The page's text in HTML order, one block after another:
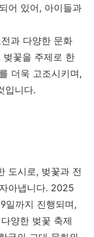
어 있어, 아이들과
과 다양한 문화
벚꽃을 주제로 한
더욱 고조시키며,
입니다.
도시로, 벚꽃과 전
아냅니다. 2025
일까지 진행되며,
양한 벚꽃 축제